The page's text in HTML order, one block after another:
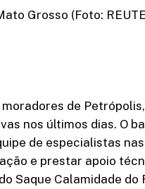
Grosso (Foto:
de
nos últimos dias. O
de especialistas
e prestar apoio
Saque Calamidade do